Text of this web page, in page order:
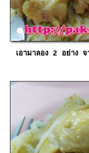
เอามาลอง 2 อย่าง